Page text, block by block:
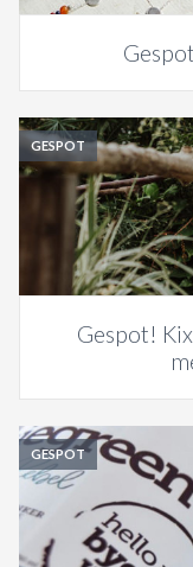
GESPOT
Gespot!
GESPOT